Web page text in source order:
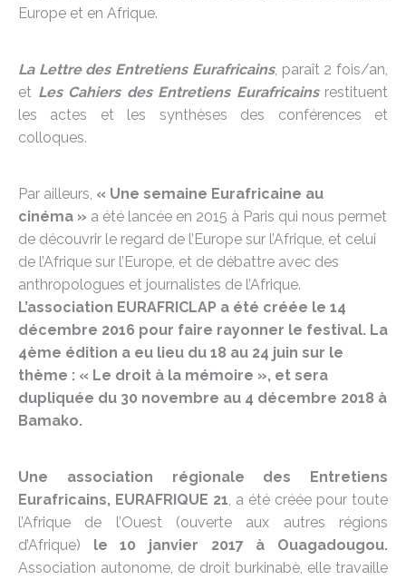
Europe et en Afrique.
La Lettre des Entretiens Eurafricains, paraît 2 fois/an,
et Les Cahiers des Entretiens Eurafricainsrestituent
les actes et les synthèses des conférences et
colloques.
Par ailleurs, « Une semaine Eurafricaine au
cinéma » a été lancée en 2015 à Paris qui nous permet
de découvrir le regard de l’Europe sur l’Afrique, et celui
de l’Afrique sur l’Europe, et de débattre avec des
anthropologues et journalistes de l’Afrique.
L’association EURAFRICLAP a été créée le 14
décembre 2016 pour faire rayonner le festival. La
4ème édition a eu lieu du 18 au 24 juin sur le
thème : « Le droit à la mémoire », et sera
dupliquée du 30 novembre au 4 décembre 2018 à
Bamako.
Une association régionale des Entretiens
Eurafricains, EURAFRIQUE 21, a été créée pour toute
l’Afrique de l’Ouest (ouverte aux autres régions
d’Afrique) le 10 janvier 2017 à Ouagadougou.
Association autonome, de droit burkinabè, elle travaille